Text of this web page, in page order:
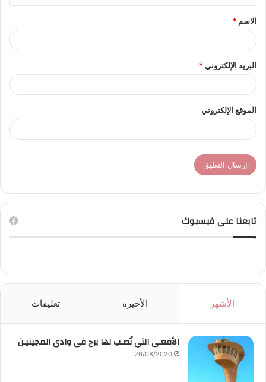
ق
*
الاسم *
البريد الإلكتروني*
الموقع الإلكتروني
تابعنا على فيسبوك
الأشهر الأخيرة تعليقات
الأفعـى التي نُصـب لها برج في وادي المجينيـن
26/08/2020